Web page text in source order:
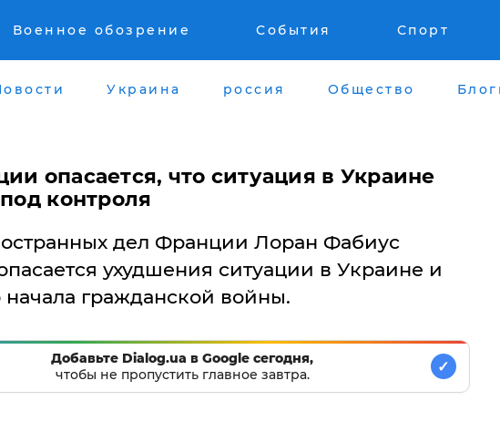
Военное обозрение События Спорт
Украина россия Общество
опасается, что ситуация в Украине
контроля
дел Франции Лоран Фабиус
ухудшения ситуации в Украине и
гражданской войны.
Добавьте Dialog.ua в Google сегодня,
чтобы не пропустить главное завтра.
✓